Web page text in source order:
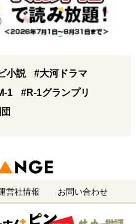
小説
#大河ドラマ
1
#R-1グランプリ
営社情報 お問い合わせ